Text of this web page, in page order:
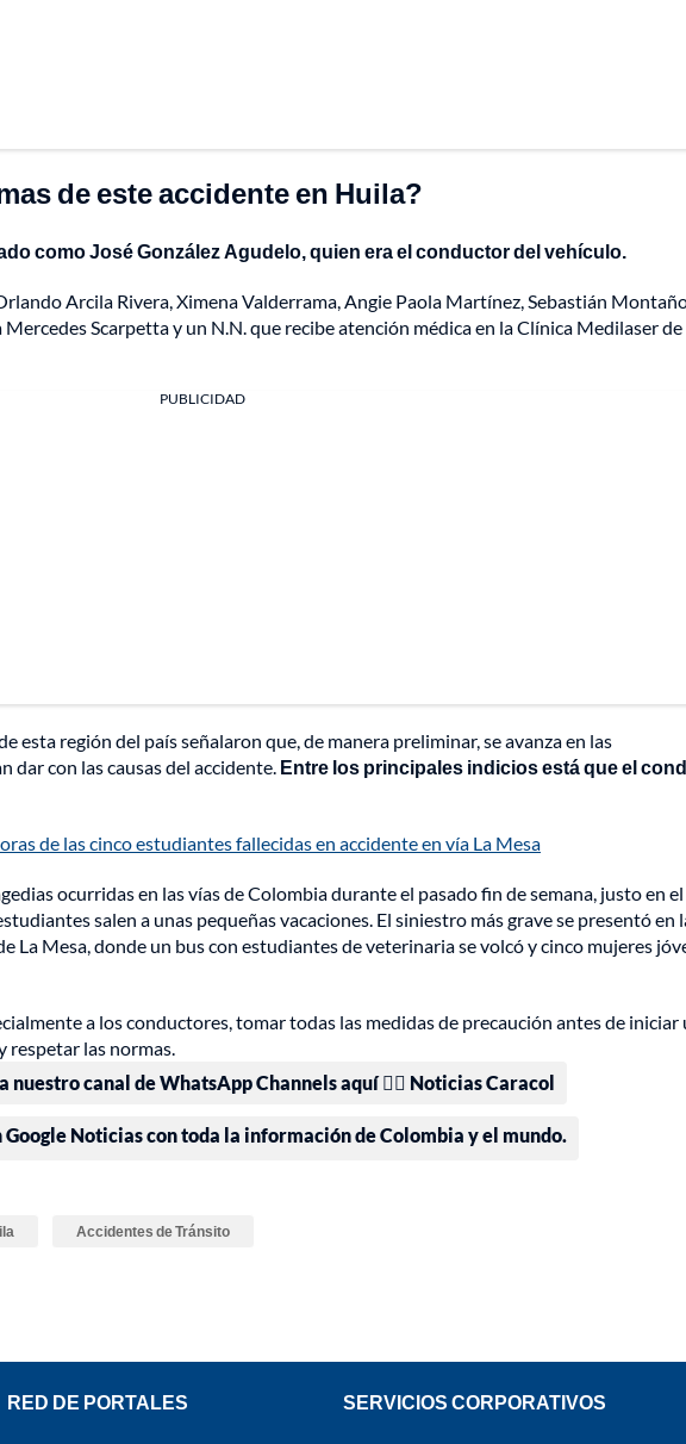
de este accidente en Huila?
como José González Agudelo, quien era el conductor del vehículo.
Arcila Rivera, Ximena Valderrama, Angie Paola Martínez, Sebastián
Scarpetta y un N.N. que recibe atención médica en la Clínica Medilaser de
PUBLICIDAD
esta región del país señalaron que, de manera preliminar, se avanza en las
dar con las causas del accidente. Entre los principales indicios está que el
de las cinco estudiantes fallecidas en accidente en vía La Mesa
ocurridas en las vías de Colombia durante el pasado fin de semana, justo en
salen a unas pequeñas vacaciones. El siniestro más grave se presentó en
La Mesa, donde un bus con estudiantes de veterinaria se volcó y cinco mujeres
a los conductores, tomar todas las medidas de precaución antes de iniciar
respetar las normas.
nuestro canal de WhatsApp Channels aquí 👉🏻 Noticias Caracol
Google Noticias con toda la información de Colombia y el mundo.
Accidentes de Tránsito
RED DE PORTALES SERVICIOS CORPORATIVOS